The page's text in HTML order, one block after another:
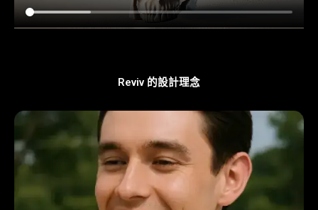
Reviv 的設計理念​